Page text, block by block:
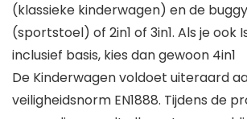
(klassieke kinderwagen) en de
(sportstoel) of 2in1 of 3in1. Als je ook
inclusief basis, kies dan gewoon 4in1
De Kinderwagen voldoet uiteraard
veiligheidsnorm EN1888. Tijdens de